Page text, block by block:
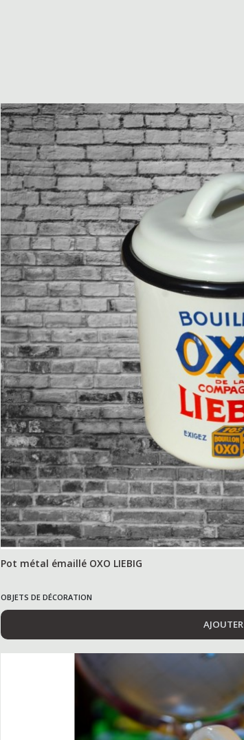
Pot métal émaillé OXO LIEBIG
OBJETS DE DÉCORATION
AJOUTER